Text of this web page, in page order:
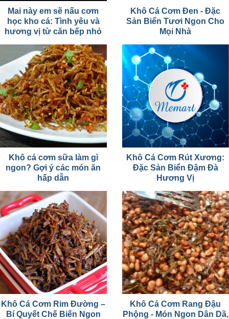
Mai này em sẽ nấu cơm
học kho cá: Tình yêu và
hương vị từ căn bếp nhỏ
Khô Cá Cơm Đen - Đặc
Sản Biển Tươi Ngon Cho
Mọi Nhà
Khô cá cơm sữa làm gì
ngon? Gợi ý các món ăn
hấp dẫn
Khô Cá Cơm Rút Xương:
Đặc Sản Biển Đậm Đà
Hương Vị
Khô Cá Cơm Rim Đường –
Bí Quyết Chế Biến Ngon
Khô Cá Cơm Rang Đậu
Phộng - Món Ngon Dân Dã,